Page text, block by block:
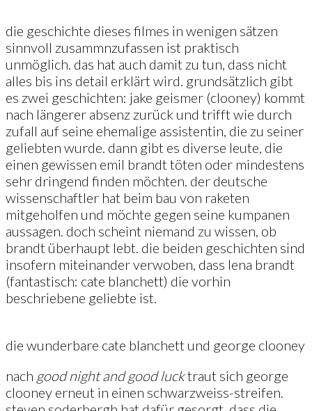
die geschichte dieses filmes in wenigen sätzen
sinnvoll zusammnzufassen ist praktisch
unmöglich. das hat auch damit zu tun, dass nicht
alles bis ins detail erklärt wird. grundsätzlich gibt
es zwei geschichten: jake geismer (clooney) kommt
nach längerer absenz zurück und trifft wie durch
zufall auf seine ehemalige assistentin, die zu seiner
geliebten wurde. dann gibt es diverse leute, die
einen gewissen emil brandt töten oder mindestens
sehr dringend finden möchten. der deutsche
wissenschaftler hat beim bau von raketen
mitgeholfen und möchte gegen seine kumpanen
aussagen. doch scheint niemand zu wissen, ob
brandt überhaupt lebt. die beiden geschichten sind
insofern miteinander verwoben, dass lena brandt
(fantastisch: cate blanchett) die vorhin
beschriebene geliebte ist.
die wunderbare cate blanchett und george clooney
nach good night and good lucktraut sich george
clooney erneut in einen schwarzweiss-streifen.